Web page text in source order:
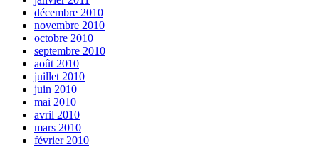
décembre 2010
novembre 2010
octobre 2010
septembre 2010
août 2010
juillet 2010
juin 2010
mai 2010
avril 2010
mars 2010
février 2010